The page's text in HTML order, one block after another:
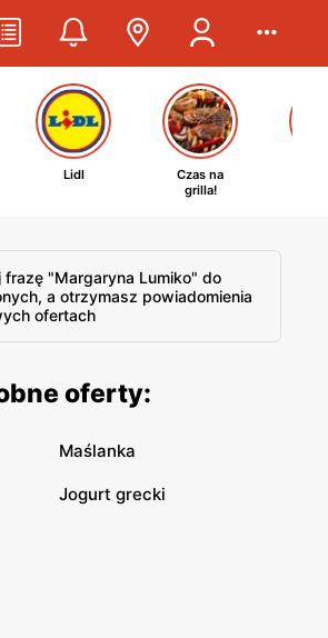
Lidl
Czas na
grilla!
frazę "Margaryna Lumiko" do
a otrzymasz powiadomienia
ofertach
oferty:
Maślanka
Jogurt grecki